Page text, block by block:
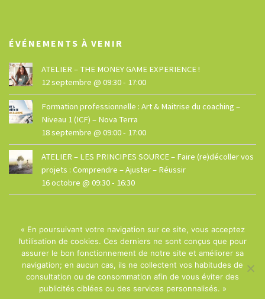
ÉVÉNEMENTS À VENIR
ATELIER – THE MONEY GAME EXPERIENCE !
12 septembre @ 09:30- 17:00
Formation professionnelle : Art & Maitrise du coaching –
Niveau 1 (ICF) – Nova Terra
18 septembre @ 09:00- 17:00
ATELIER – LES PRINCIPES SOURCE – Faire (re)décoller vos
projets : Comprendre – Ajuster – Réussir
16 octobre @ 09:30- 16:30
© La Maison - Site réalisé parDphi
« En poursuivant votre navigation sur ce site, vous acceptez
l’utilisation de cookies. Ces derniers ne sont conçus que pour
assurer le bon fonctionnement de notre site et améliorer sa
navigation; en aucun cas, ils ne collectent vos habitudes de
consultation ou de consommation afin de vous éviter des
publicités ciblées ou des services personnalisés. »